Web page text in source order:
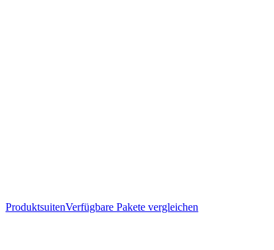
ProduktsuitenVerfügbare Pakete vergleichen